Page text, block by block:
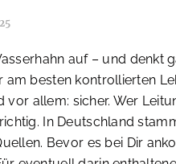
auf – und denkt
am besten kontrollierten
vor allem: sicher. Wer
In Deutschland
Bevor es bei Dir